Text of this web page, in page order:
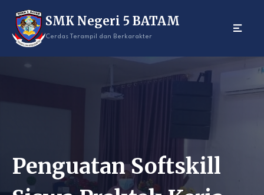
content
SMK Negeri 5 BATAM
Cerdas Terampil dan Berkarakter
Penguatan Softskill